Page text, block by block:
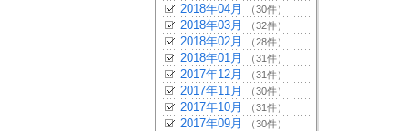
2018年04月 （30件）
2018年03月 （32件）
2018年02月 （28件）
2018年01月 （31件）
2017年12月 （31件）
2017年11月 （30件）
2017年10月 （31件）
2017年09月 （30件）